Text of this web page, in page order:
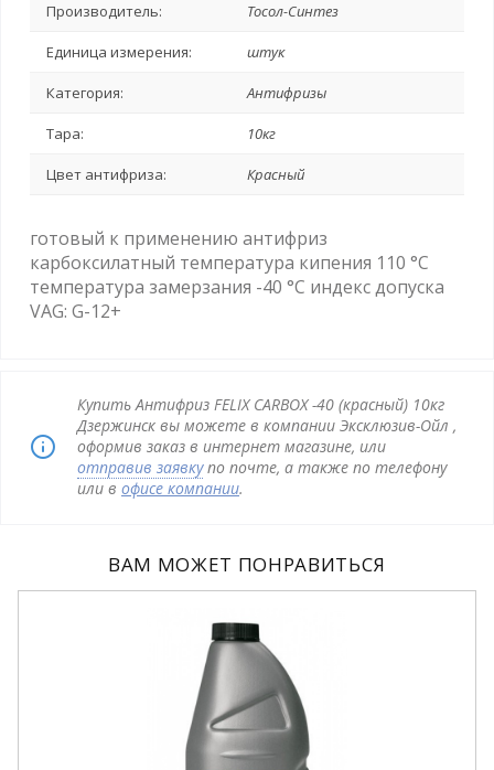
Производитель: Тосол-Синтез
Единица измерения: штук
Категория: Антифризы
Тара: 10кг
Цвет антифриза: Красный
готовый к применению антифриз
карбоксилатный температура кипения 110 °C
температура замерзания -40 °C индекс допуска
VAG: G-12+
Купить Антифриз FELIX CARBOX -40 (красный) 10кг
Дзержинск вы можете в компании Эксклюзив-Ойл ,
оформив заказ в интернет магазине, или
отправив заявкупо почте, а также по телефону
или в офисе компании.
ВАМ МОЖЕТ ПОНРАВИТЬСЯ